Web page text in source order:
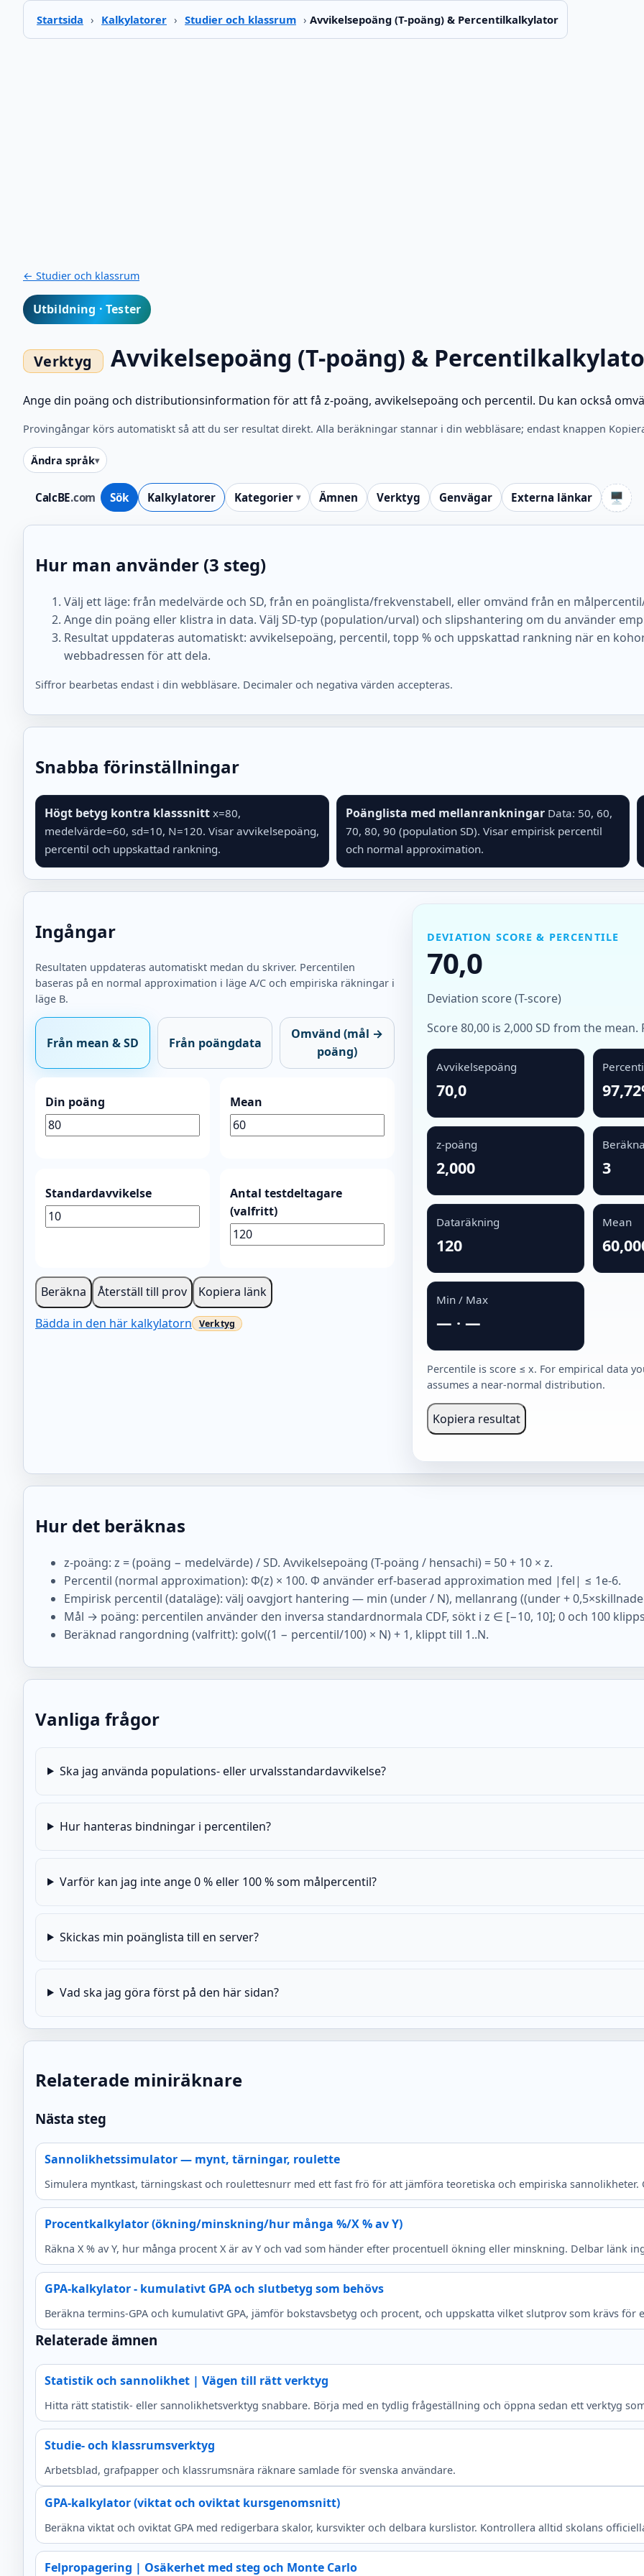
Startsida › Kalkylatorer › Studier och klassrum › Avvikelsepoäng (T-poäng) & Percentilkalkylator
CalcBE.com Sök Kalkylatorer Kategorier Ämnen Verktyg Genvägar Externa länkar 🖥️
← Studier och klassrum
Utbildning · Tester
Avvikelsepoäng (T-poäng) &
Ange din poäng och distributionsinformation för att få z-poäng, avvikelsepoäng och percentil. Du kan också
Provingångar körs automatiskt så att du ser resultat direkt. Alla beräkningar stannar i din webbläsare; endast knappen
Ändra språk
Hur man använder (3 steg)
Välj ett läge: från medelvärde och SD, från en poänglista/frekvenstabell, eller omvänd från en
Ange din poäng eller klistra in data. Välj SD-typ (population/urval) och slipshantering om du använder
Resultat uppdateras automatiskt: avvikelsepoäng, percentil, topp % och uppskattad rankning när en
webbadressen för att dela.
Siffror bearbetas endast i din webbläsare. Decimaler och negativa värden accepteras.
Snabba förinställningar
Högt betyg kontra klasssnitt x=80,
medelvärde=60, sd=10, N=120. Visar avvikelsepoäng,
percentil och uppskattad rankning.
Poänglista med mellanrankningar Data: 50, 60,
70, 80, 90 (population SD). Visar empirisk percentil
och normal approximation.
Ingångar
Resultaten uppdateras automatiskt medan du skriver. Percentilen
baseras på en normal approximation i läge A/C och empiriska räkningar i
läge B.
Från mean & SD Från poängdata
Omvänd (mål →
poäng)
Din poäng Mean
Standardavvikelse
Antal testdeltagare
(valfritt)
Beräkna Återställ till prov
Kopiera länk
Bädda in den här kalkylatorn
DEVIATION SCORE & PERCENTILE
70,0
Deviation score (T-score)
Score 80,00 is 2,000 SD from the mean.
Avvikelsepoäng
70,0
z-poäng
2,000 3
Dataräkning
120
Mean
Min / Max
— · —
Percentile is score ≤ x. For empirical data
assumes a near-normal distribution.
Kopiera resultat
Hur det beräknas
z-poäng: z = (poäng − medelvärde) / SD. Avvikelsepoäng (T-poäng / hensachi) = 50 + 10 × z.
Percentil (normal approximation): Φ(z) × 100. Φ använder erf-baserad approximation med |fel| ≤ 1e-6.
Empirisk percentil (dataläge): välj oavgjort hantering — min (under / N), mellanrang ((under +
Mål → poäng: percentilen använder den inversa standardnormala CDF, sökt i z ∈ [−10, 10]; 0 och 100
Beräknad rangordning (valfritt): golv((1 − percentil/100) × N) + 1, klippt till 1..N.
Vanliga frågor
Ska jag använda populations- eller urvalsstandardavvikelse?
Hur hanteras bindningar i percentilen?
Varför kan jag inte ange 0 % eller 100 % som målpercentil?
Skickas min poänglista till en server?
Vad ska jag göra först på den här sidan?
Relaterade miniräknare
Nästa steg
Sannolikhetssimulator — mynt, tärningar, roulette
Simulera myntkast, tärningskast och roulettesnurr med ett fast frö för att jämföra teoretiska och empiriska
Procentkalkylator (ökning/minskning/hur många %/X % av Y)
Räkna X % av Y, hur många procent X är av Y och vad som händer efter procentuell ökning eller minskning. Delbar länk
GPA-kalkylator - kumulativt GPA och slutbetyg som behövs
Beräkna termins-GPA och kumulativt GPA, jämför bokstavsbetyg och procent, och uppskatta vilket slutprov som krävs för
Relaterade ämnen
Statistik och sannolikhet | Vägen till rätt verktyg
Hitta rätt statistik- eller sannolikhetsverktyg snabbare. Börja med en tydlig frågeställning och öppna sedan ett verktyg
Studie- och klassrumsverktyg
Arbetsblad, grafpapper och klassrumsnära räknare samlade för svenska användare.
GPA-kalkylator (viktat och oviktat kursgenomsnitt)
Beräkna viktat och oviktat GPA med redigerbara skalor, kursvikter och delbara kurslistor. Kontrollera alltid skolans
Felpropagering | Osäkerhet med steg och Monte Carlo